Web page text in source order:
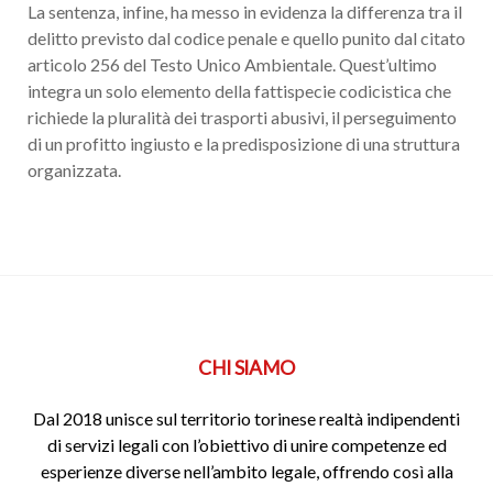
La sentenza, infine, ha messo in evidenza la differenza tra il
delitto previsto dal codice penale e quello punito dal citato
articolo 256 del Testo Unico Ambientale. Quest’ultimo
integra un solo elemento della fattispecie codicistica che
richiede la pluralità dei trasporti abusivi, il perseguimento
di un profitto ingiusto e la predisposizione di una struttura
organizzata.
CHI SIAMO
Dal 2018 unisce sul territorio torinese realtà indipendenti
di servizi legali con l’obiettivo di unire competenze ed
esperienze diverse nell’ambito legale, offrendo così alla